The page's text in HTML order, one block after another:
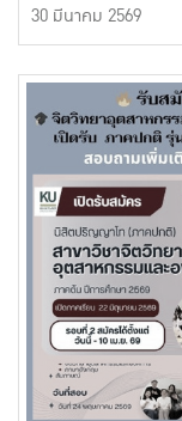
30 มีนาคม 2569